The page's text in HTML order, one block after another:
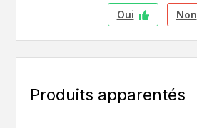
Oui Non
Produits apparentés